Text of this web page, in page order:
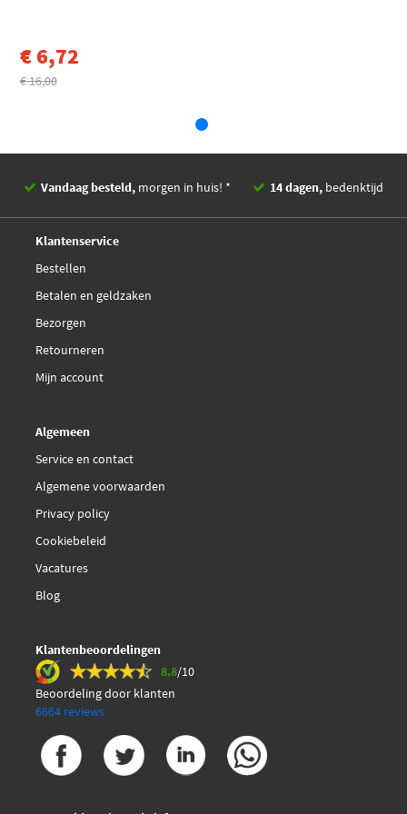
Budweg Caliper 341448
Budweg Caliper 34218
Budweg Caliper 34219
Budweg Caliper 34242
Budweg Caliper 34255
Budweg Caliper 34268
Budweg Caliper 34269
Budweg Caliper 34285
Budweg Caliper 34288
Budweg Caliper 34289
€ 6,72
€ 16,00
Vandaag besteld, morgen in huis! * 14 dagen, bedenktijd
Klantenservice
Bestellen
Betalen en geldzaken
Bezorgen
Retourneren
Mijn account
Algemeen
Service en contact
Algemene voorwaarden
Privacy policy
Cookiebeleid
Vacatures
Blog
Klantenbeoordelingen
8.8/10
Beoordeling door klanten
6664 reviews